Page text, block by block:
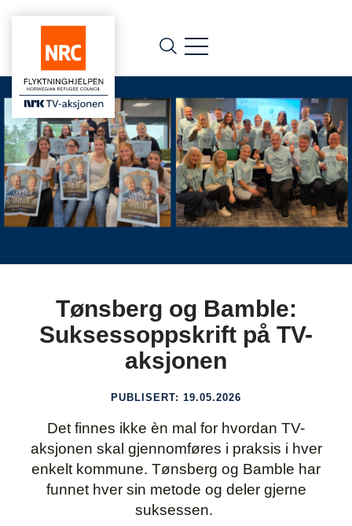
Tønsberg og Bamble:
Suksessoppskrift på TV-
aksjonen
PUBLISERT: 19.05.2026
Det finnes ikke èn mal for hvordan TV-
aksjonen skal gjennomføres i praksis i hver
enkelt kommune. Tønsberg og Bamble har
funnet hver sin metode og deler gjerne
suksessen.